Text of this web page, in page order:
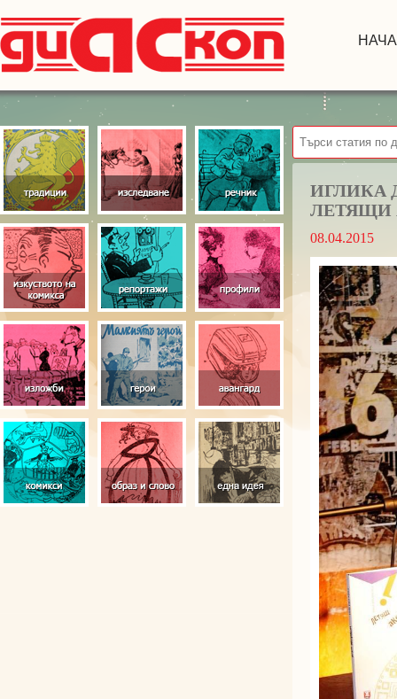
ИГЛИКА
ЛЕТЯЩИ
08.04.2015